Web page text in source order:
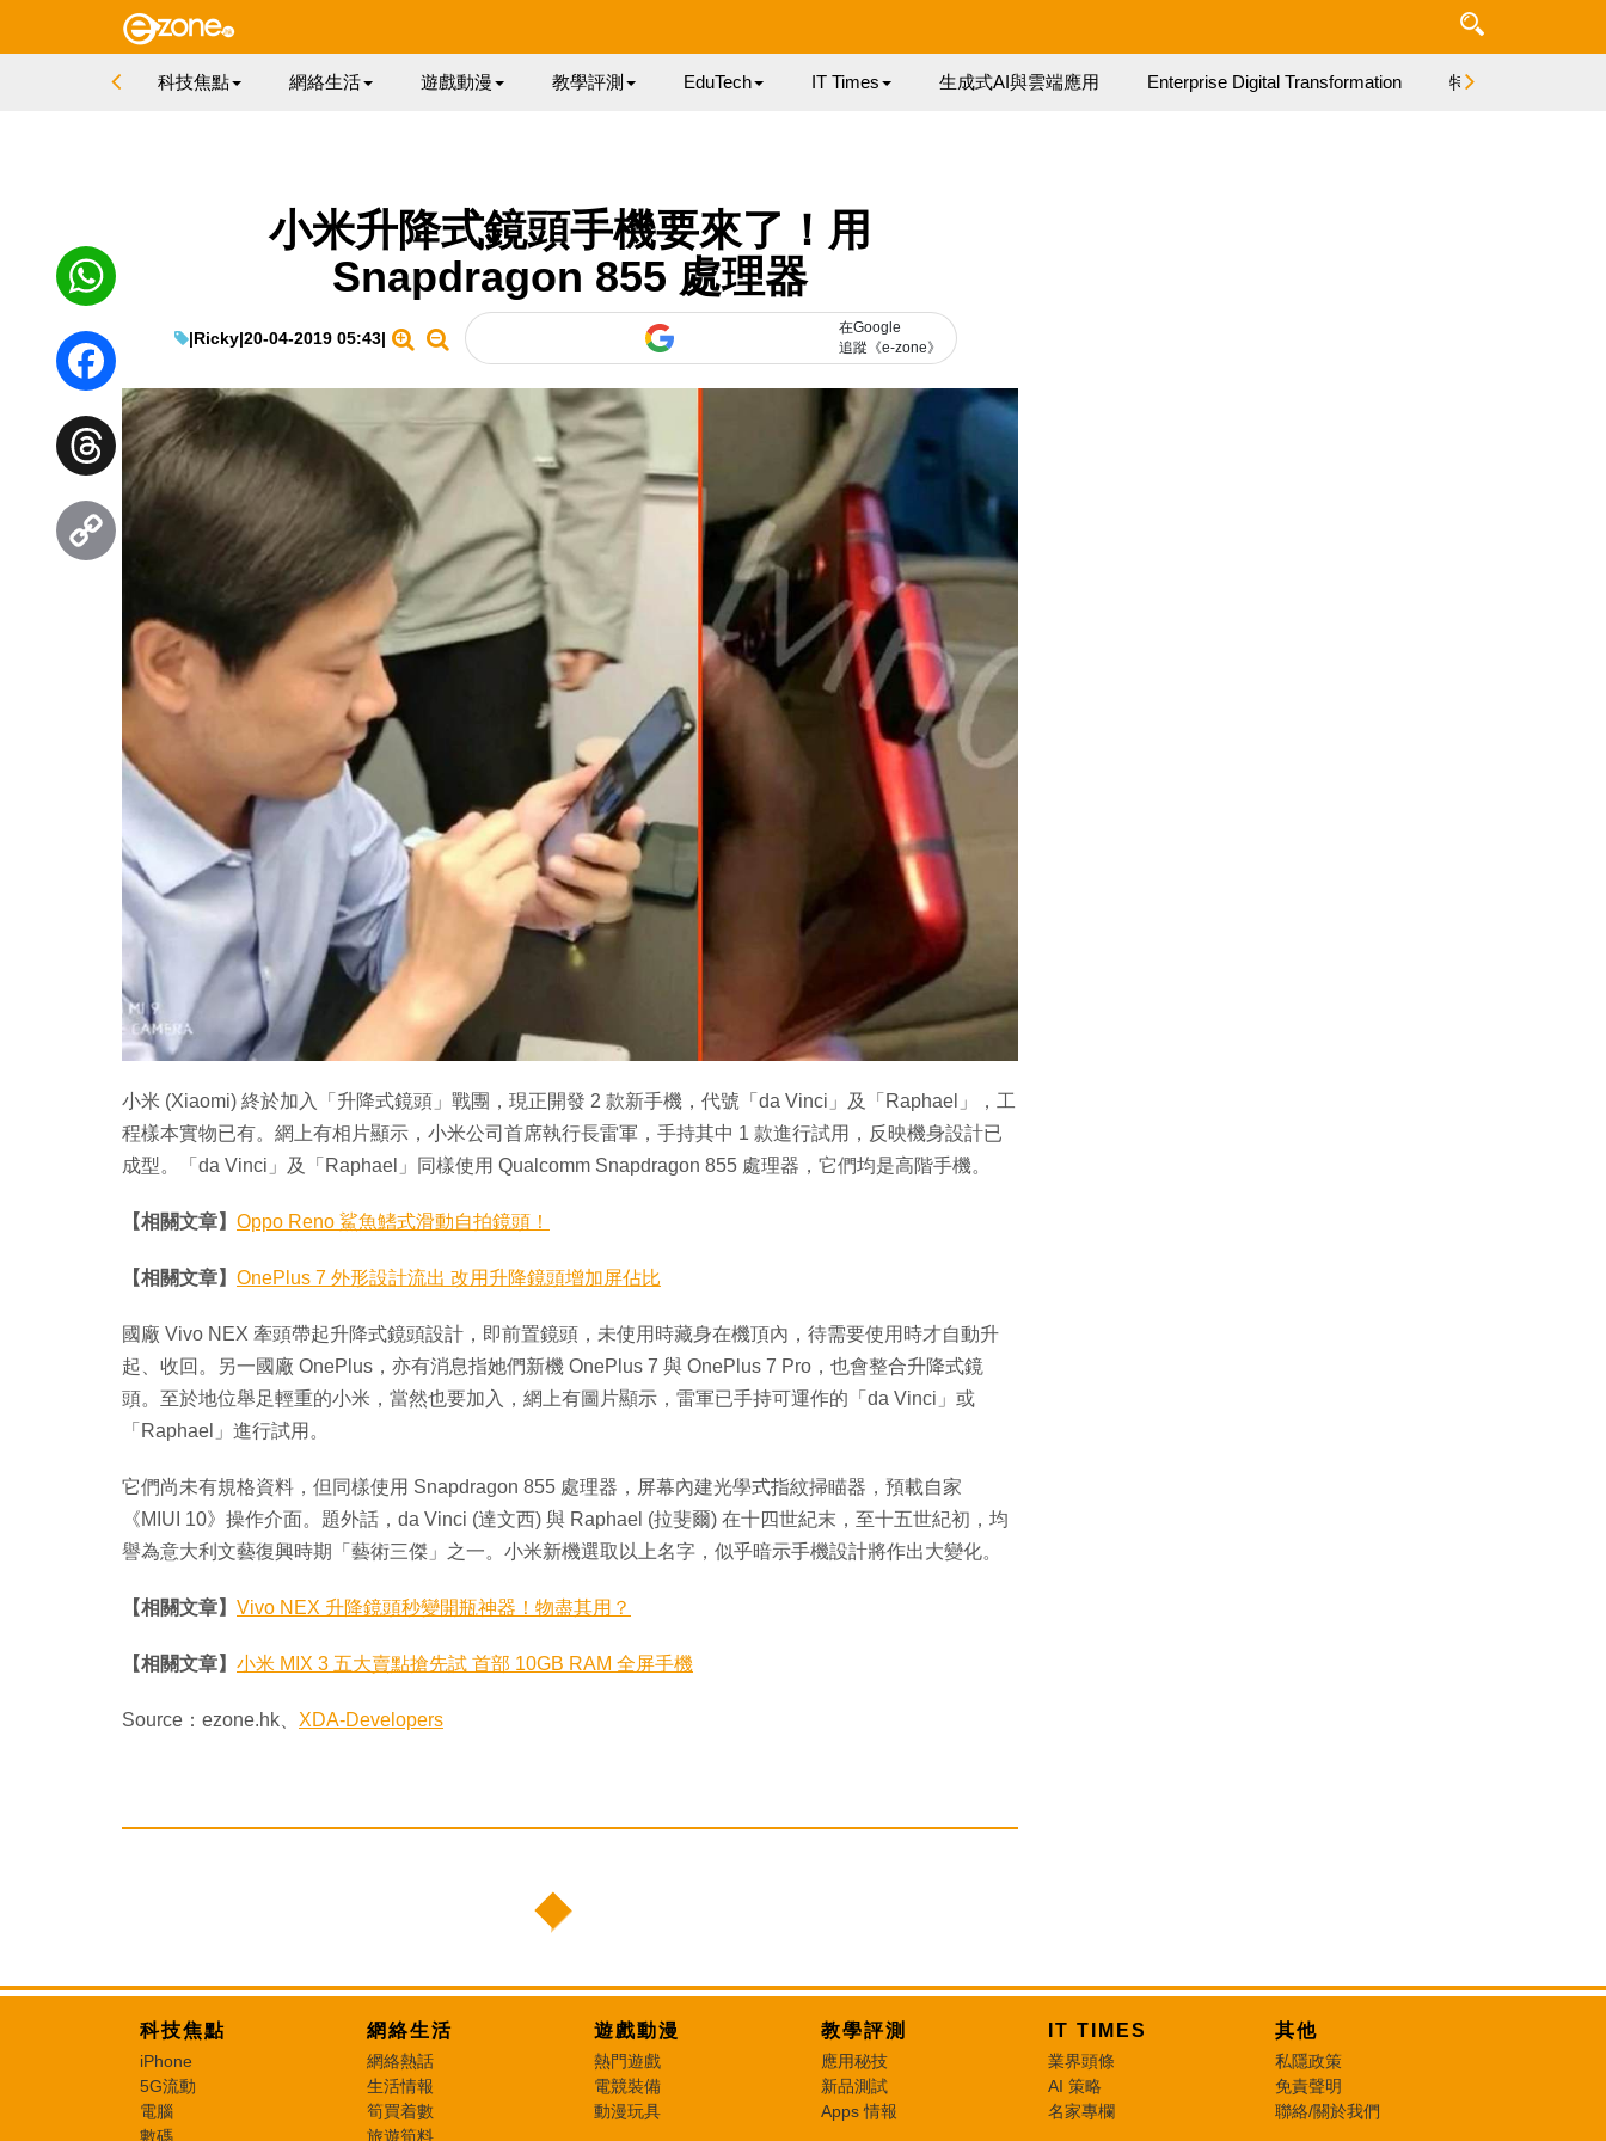
科技焦點 網絡生活 遊戲動漫 教學評測 EduTech IT Times 生成式AI與雲端應用 Enterprise Digital Transformation 特集
小米升降式鏡頭手機要來了！用
Snapdragon 855 處理器
|Ricky|20-04-2019 05:43|
在Google
追蹤《e-zone》
小米 (Xiaomi) 終於加入「升降式鏡頭」戰團，現正開發 2 款新手機，代號「da Vinci」及「Raphael」，工
程樣本實物已有。網上有相片顯示，小米公司首席執行長雷軍，手持其中 1 款進行試用，反映機身設計已
成型。「da Vinci」及「Raphael」同樣使用 Qualcomm Snapdragon 855 處理器，它們均是高階手機。
【相關文章】 Oppo Reno 鯊魚鰭式滑動自拍鏡頭！
【相關文章】 OnePlus 7 外形設計流出 改用升降鏡頭增加屏佔比
國廠 Vivo NEX 牽頭帶起升降式鏡頭設計，即前置鏡頭，未使用時藏身在機頂內，待需要使用時才自動升
起、收回。另一國廠 OnePlus，亦有消息指她們新機 OnePlus 7 與 OnePlus 7 Pro，也會整合升降式鏡
頭。至於地位舉足輕重的小米，當然也要加入，網上有圖片顯示，雷軍已手持可運作的「da Vinci」或
「Raphael」進行試用。
它們尚未有規格資料，但同樣使用 Snapdragon 855 處理器，屏幕內建光學式指紋掃瞄器，預載自家
《MIUI 10》操作介面。題外話，da Vinci (達文西) 與 Raphael (拉斐爾) 在十四世紀末，至十五世紀初，均
譽為意大利文藝復興時期「藝術三傑」之一。小米新機選取以上名字，似乎暗示手機設計將作出大變化。
【相關文章】 Vivo NEX 升降鏡頭秒變開瓶神器！物盡其用？
【相關文章】 小米 MIX 3 五大賣點搶先試 首部 10GB RAM 全屏手機
Source：ezone.hk、 XDA-Developers
WhatsApp
Facebook
Threads
科技焦點
iPhone
5G流動
電腦
數碼
網絡生活
網絡熱話
生活情報
筍買着數
旅遊筍料
遊戲動漫
熱門遊戲
電競裝備
動漫玩具
教學評測
應用秘技
新品測試
Apps 情報
IT TIMES
業界頭條
AI 策略
名家專欄
其他
私隱政策
免責聲明
聯絡/關於我們